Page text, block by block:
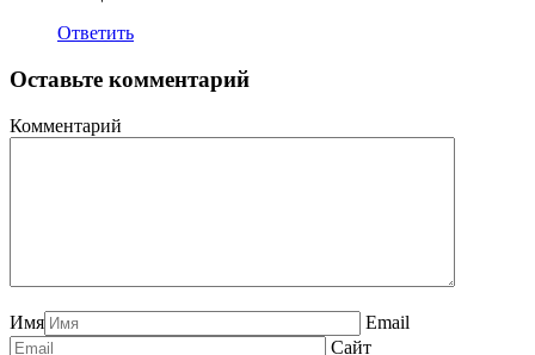
Ответить
Оставьте комментарий
Комментарий
Имя
Email
Сайт